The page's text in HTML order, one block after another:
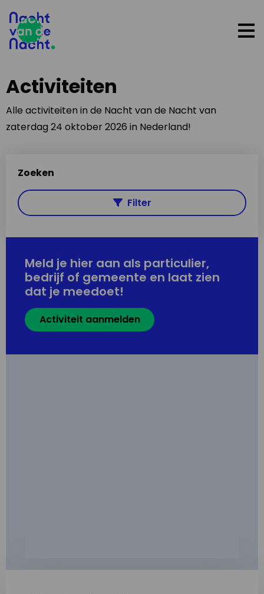
Activiteiten
Alle activiteiten in de Nacht van de Nacht van
zaterdag 24 oktober 2026 in Nederland!
Zoeken
Filter
Meld je hier aan als particulier,
bedrijf of gemeente en laat zien
dat je meedoet!
Activiteit aanmelden